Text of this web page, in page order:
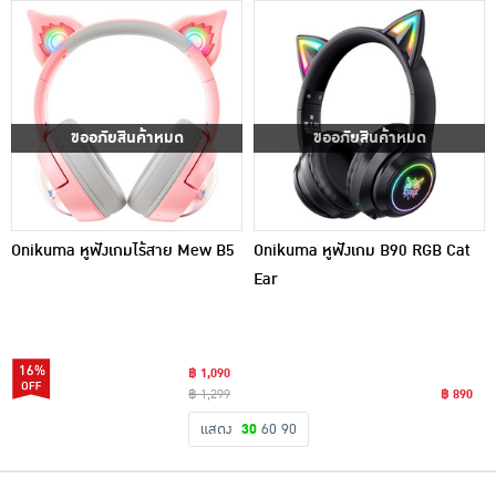
ขออภัยสินค้าหมด
Onikuma หูฟังเกมไร้สาย Mew B5
16%
฿ 1,090
฿ 1,299
ขออภัยสินค้าหมด
Onikuma หูฟังเกม B90 RGB Cat
Ear
฿ 890
แสดง 30 60 90